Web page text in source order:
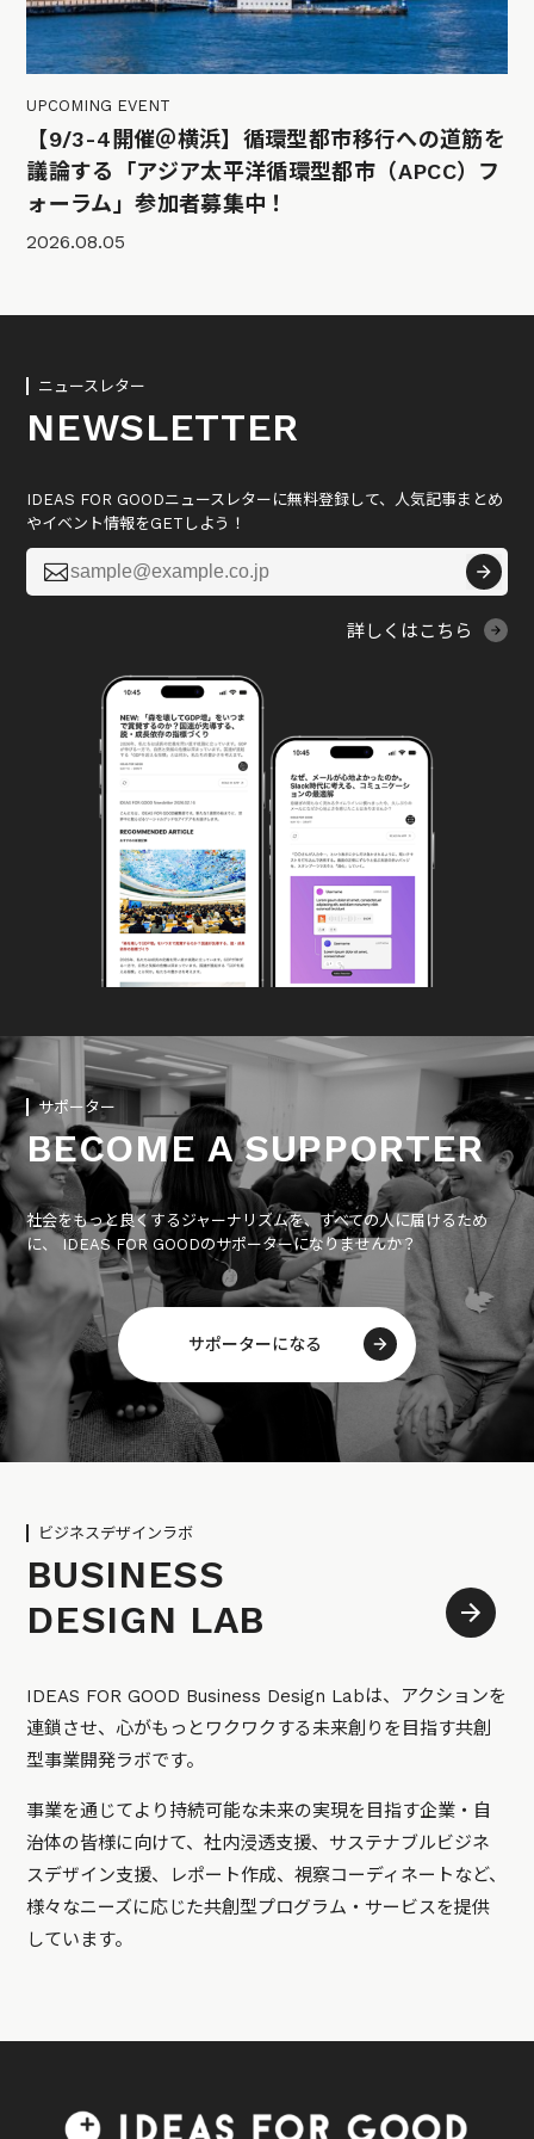
UPCOMING EVENT
【9/3-4開催＠横浜】循環型都市移行への道筋を
議論する「アジア太平洋循環型都市（APCC）フ
ォーラム」参加者募集中！
2026.08.05
ニュースレター
NEWSLETTER
IDEAS FOR GOODニュースレターに無料登録して、人気記事まとめ
やイベント情報をGETしよう！

詳しくはこちら
サポーター
BECOME A SUPPORTER
社会をもっと良くするジャーナリズムを、すべての人に届けるため
に、 IDEAS FOR GOODのサポーターになりませんか？
サポーターになる
ビジネスデザインラボ
BUSINESS
DESIGN LAB
IDEAS FOR GOOD Business Design Labは、アクションを
連鎖させ、心がもっとワクワクする未来創りを目指す共創
型事業開発ラボです。
事業を通じてより持続可能な未来の実現を目指す企業・自
治体の皆様に向けて、社内浸透支援、サステナブルビジネ
スデザイン支援、レポート作成、視察コーディネートなど、
様々なニーズに応じた共創型プログラム・サービスを提供
しています。